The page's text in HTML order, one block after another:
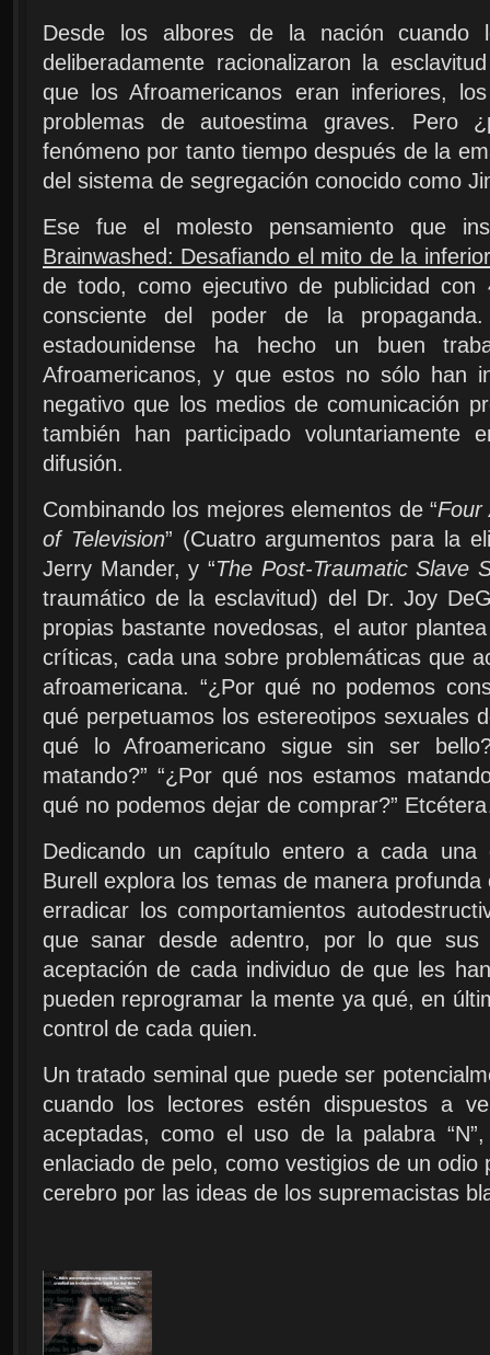
Desde los albores de la nación cuando
deliberadamente racionalizaron la
que los Afroamericanos eran inferiores,
problemas de autoestima graves. Pero
fenómeno por tanto tiempo después de la
del sistema de segregación conocido como
Ese fue el molesto pensamiento que
Brainwashed: Desafiando el mito de la
de todo, como ejecutivo de publicidad
consciente del poder de la
estadounidense ha hecho un buen
Afroamericanos, y que estos no sólo han
negativo que los medios de comunicación
también han participado voluntariamente
difusión.
Combinando los mejores elementos de “Four
of Television” (Cuatro argumentos para la
Jerry Mander, y “The Post-Traumatic Slave
traumático de la esclavitud) del Dr. Joy
propias bastante novedosas, el autor
críticas, cada una sobre problemáticas que
afroamericana. “¿Por qué no podemos
qué perpetuamos los estereotipos sexuales
qué lo Afroamericano sigue sin ser
matando?” “¿Por qué nos estamos
qué no podemos dejar de comprar?”
Dedicando un capítulo entero a cada una
Burell explora los temas de manera
erradicar los comportamientos
que sanar desde adentro, por lo que sus
aceptación de cada individuo de que les
pueden reprogramar la mente ya qué, en
control de cada quien.
Un tratado seminal que puede ser
cuando los lectores estén dispuestos a
aceptadas, como el uso de la palabra
enlaciado de pelo, como vestigios de un
cerebro por las ideas de los supremacistas